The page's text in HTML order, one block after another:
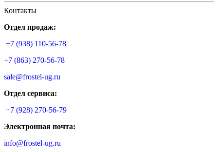
Контакты
Отдел продаж:
+7 (938) 110-56-78
+7 (863) 270-56-78
sale@frostel-ug.ru
Отдел сервиса:
+7 (928) 270-56-79
Электронная почта:
info@frostel-ug.ru